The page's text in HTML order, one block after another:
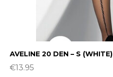
AVELINE 20 DEN – S (WHITE)
€13.95